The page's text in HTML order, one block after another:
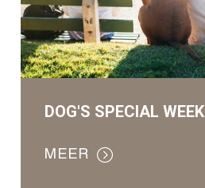
DOG'S SPECIAL WEEK
MEER